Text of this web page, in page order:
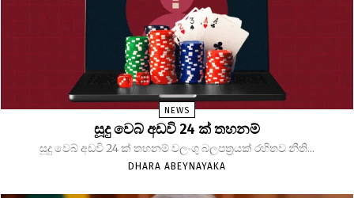
NEWS
සූදු වෙබ් අඩවි 24 ක් තහනම්
සූදු වෙබ් අඩවි 24 ක් තහනම් වලංගු බලපත්‍රයක් රහිතව නීති...
DHARA ABEYNAYAKA